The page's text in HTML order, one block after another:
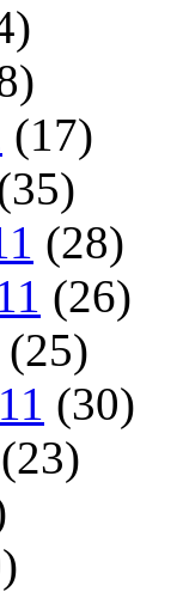
(17)
(28)
(26)
(25)
(30)
(23)